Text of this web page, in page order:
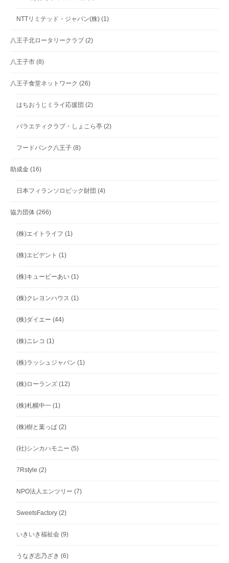
NTTリミテッド・ジャパン(株) (1)
八王子北ロータリークラブ (2)
八王子市 (8)
八王子食堂ネットワーク (26)
はちおうじミライ応援団 (2)
バラエティクラブ・しょこら亭 (2)
フードバンク八王子 (8)
助成金 (16)
日本フィランソロピック財団 (4)
協力団体 (266)
(株)エイトライフ (1)
(株)エビデント (1)
(株)キューピーあい (1)
(株)クレヨンハウス (1)
(株)ダイエー (44)
(株)ニレコ (1)
(株)ラッシュジャパン (1)
(株)ローランズ (12)
(株)札幌中一 (1)
(株)樹と葉っぱ (2)
(社)シンカハモニー (5)
7Rstyle (2)
NPO法人エンツリー (7)
SweetsFactory (2)
いきいき福祉会 (9)
うなぎ志乃ざき (6)